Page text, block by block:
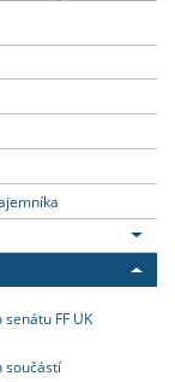
FF UK
součástí